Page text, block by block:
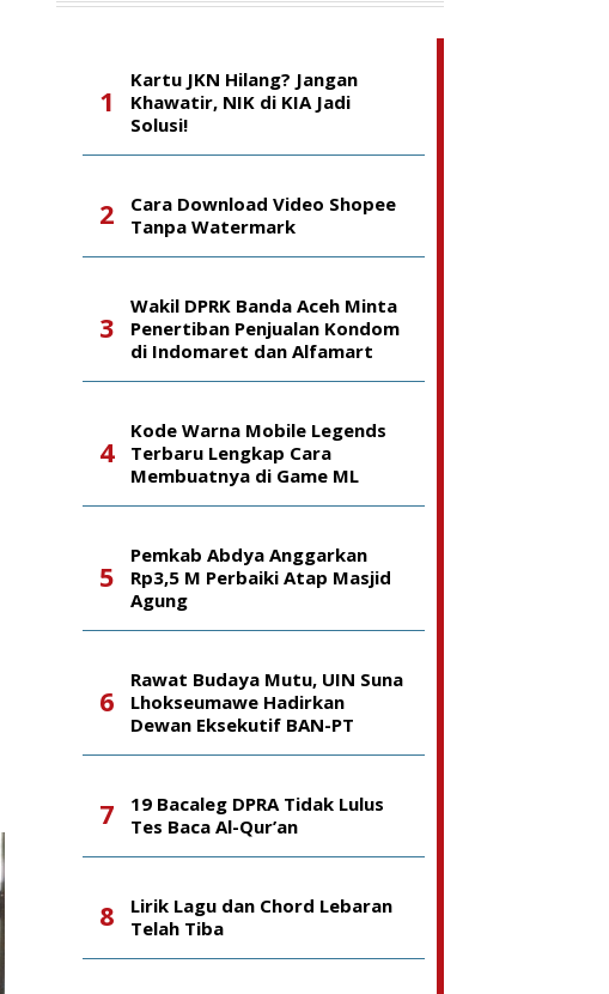
Kartu JKN Hilang? Jangan
Khawatir, NIK di KIA Jadi
Solusi!
Cara Download Video Shopee
Tanpa Watermark
Wakil DPRK Banda Aceh Minta
Penertiban Penjualan Kondom
di Indomaret dan Alfamart
Kode Warna Mobile Legends
Terbaru Lengkap Cara
Membuatnya di Game ML
Pemkab Abdya Anggarkan
Rp3,5 M Perbaiki Atap Masjid
Agung
Rawat Budaya Mutu, UIN Suna
Lhokseumawe Hadirkan
Dewan Eksekutif BAN-PT
19 Bacaleg DPRA Tidak Lulus
Tes Baca Al-Qur’an
Lirik Lagu dan Chord Lebaran
Telah Tiba